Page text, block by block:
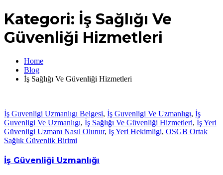
Kategori: İş Sağlığı Ve
Güvenliği Hizmetleri
Home
Blog
İş Sağlığı Ve Güvenliği Hizmetleri
İş Guvenligi Uzmanlıgı Belgesi, İş Guvenligi Ve Uzmanlıgı, İş
Guvenligi Ve Uzmanlıgı, İş Sağlığı Ve Güvenliği Hizmetleri, İş Yeri
Güvenligi Uzmanı Nasıl Olunur, İş Yeri Hekimligi, OSGB Ortak
Sağlık Güvenlik Birimi
İş Güvenliği Uzmanlığı